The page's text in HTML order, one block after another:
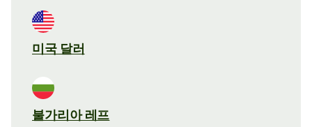
미국 달러
불가리아 레프